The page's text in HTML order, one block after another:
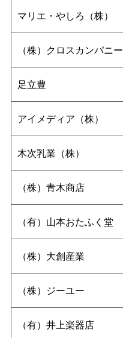
マリエ・やしろ（株）
（株）クロスカンパニー
足立豊
アイメディア（株）
木次乳業（株）
（株）青木商店
（有）山本おたふく堂
（株）大創産業
（株）ジーユー
（有）井上楽器店